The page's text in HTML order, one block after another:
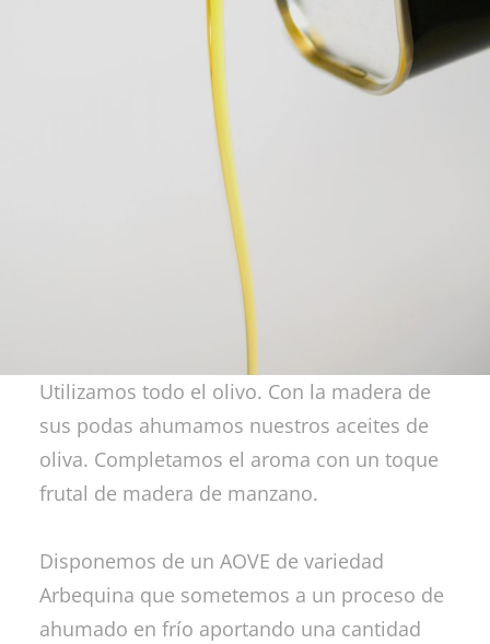
Utilizamos todo el olivo. Con la madera de
sus podas ahumamos nuestros aceites de
oliva. Completamos el aroma con un toque
frutal de madera de manzano.
Disponemos de un AOVE de variedad
Arbequina que sometemos a un proceso de
ahumado en frío aportando una cantidad